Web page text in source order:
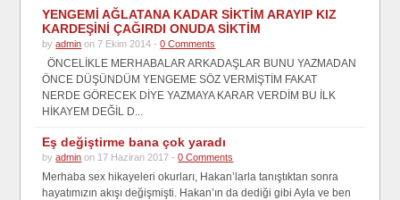
YENGEMİ AĞLATANA KADAR SİKTİM ARAYIP KIZ
KARDEŞİNİ ÇAĞIRDI ONUDA SİKTİM
byadmin on 7 Ekim 2014 -0 Comments
ÖNCELİKLE MERHABALAR ARKADAŞLAR BUNU YAZMADAN
ÖNCE DÜŞÜNDÜM YENGEME SÖZ VERMİŞTİM FAKAT
NERDE GÖRECEK DİYE YAZMAYA KARAR VERDİM BU İLK
HİKAYEM DEĞİL D...
Eş değiştirme bana çok yaradı
byadmin on 17 Haziran 2017 -0 Comments
Merhaba sex hikayeleri okurları, Hakan’larla tanıştıktan sonra
hayatımızın akışı değişmişti. Hakan’ın da dediği gibi Ayla ve ben